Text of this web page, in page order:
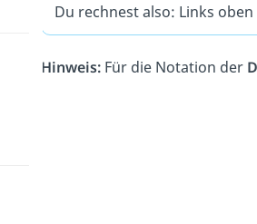
Du rechnest also: Links
Hinweis: Für die Notation der